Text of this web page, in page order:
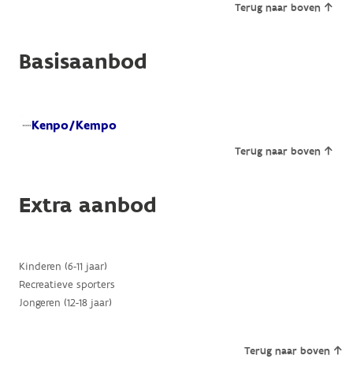
Terug naar boven
Basisaanbod
Kenpo/Kempo
Terug naar boven
Extra aanbod
Kinderen (6-11 jaar)
Recreatieve sporters
Jongeren (12-18 jaar)
Terug naar boven